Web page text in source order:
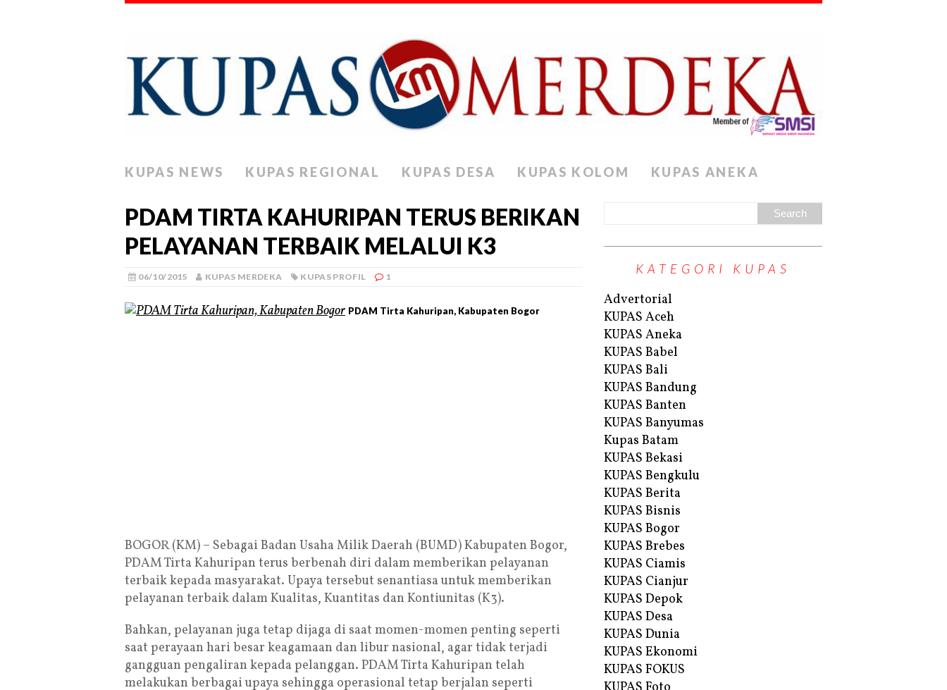
KUPAS NEWS KUPAS REGIONAL KUPAS DESA KUPAS KOLOM KUPAS ANEKA
PDAM TIRTA KAHURIPAN TERUS BERIKAN
PELAYANAN TERBAIK MELALUI K3
06/10/2015 KUPAS MERDEKA KUPAS PROFIL 1
PDAM Tirta Kahuripan, Kabupaten Bogor
BOGOR (KM) – Sebagai Badan Usaha Milik Daerah (BUMD) Kabupaten Bogor,
PDAM Tirta Kahuripan terus berbenah diri dalam memberikan pelayanan
terbaik kepada masyarakat. Upaya tersebut senantiasa untuk memberikan
pelayanan terbaik dalam Kualitas, Kuantitas dan Kontiunitas (K3).
Bahkan, pelayanan juga tetap dijaga di saat momen-momen penting seperti
saat perayaan hari besar keagamaan dan libur nasional, agar tidak terjadi
gangguan pengaliran kepada pelanggan. PDAM Tirta Kahuripan telah
melakukan berbagai upaya sehingga operasional tetap berjalan seperti
KATEGORI KUPAS
Advertorial
KUPAS Aceh
KUPAS Aneka
KUPAS Babel
KUPAS Bali
KUPAS Bandung
KUPAS Banten
KUPAS Banyumas
Kupas Batam
KUPAS Bekasi
KUPAS Bengkulu
KUPAS Berita
KUPAS Bisnis
KUPAS Bogor
KUPAS Brebes
KUPAS Ciamis
KUPAS Cianjur
KUPAS Depok
KUPAS Desa
KUPAS Dunia
KUPAS Ekonomi
KUPAS FOKUS